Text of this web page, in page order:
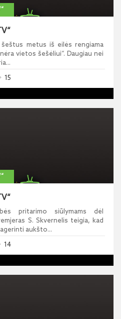
metus iš eilės rengiama
vietos šešėliui“. Daugiau nei
15
pritarimo siūlymams dėl
S. Skvernelis teigia, kad
aukšto...
14